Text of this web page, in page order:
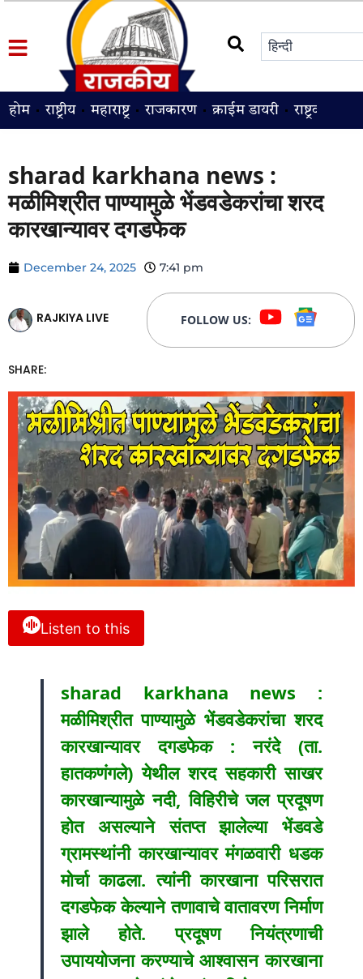
होम राष्ट्रीय महाराष्ट्र राजकारण क्राईम डायरी राष्ट्रवादी
sharad karkhana news :
मळीमिश्रीत पाण्यामुळे भेंडवडेकरांचा शरद
कारखान्यावर दगडफेक
December 24, 2025 7:41 pm
RAJKIYA LIVE FOLLOW US:
SHARE:
Listen to this
sharad karkhana news :
मळीमिश्रीत पाण्यामुळे भेंडवडेकरांचा शरद
कारखान्यावर दगडफेक : नरंदे (ता.
हातकणंगले) येथील शरद सहकारी साखर
कारखान्यामुळे नदी, विहिरीचे जल प्रदूषण
होत असल्याने संतप्त झालेल्या भेंडवडे
ग्रामस्थांनी कारखान्यावर मंगळवारी धडक
मोर्चा काढला. त्यांनी कारखाना परिसरात
दगडफेक केल्याने तणावाचे वातावरण निर्माण
झाले होते. प्रदूषण नियंत्रणाची
उपाययोजना करण्याचे आश्वासन कारखाना